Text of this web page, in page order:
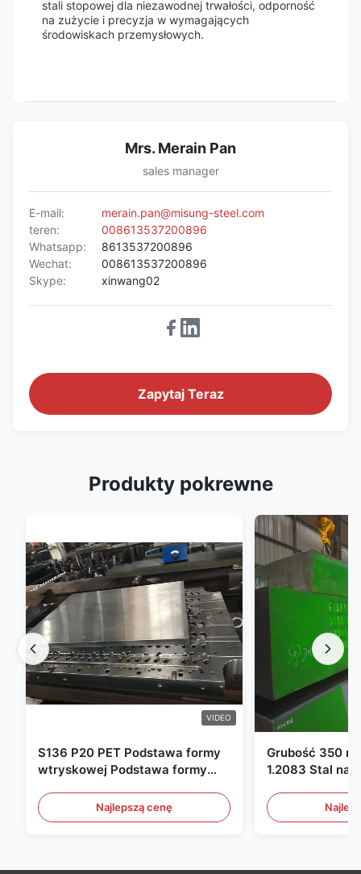
stali stopowej dla niezawodnej trwałości, odporność
na zużycie i precyzja w wymagających
środowiskach przemysłowych.
Mrs. Merain Pan
sales manager
E-mail:
merain.pan@misung-steel.com
teren:
008613537200896
Whatsapp:
8613537200896
Wechat:
008613537200896
Skype:
xinwang02
Zapytaj Teraz
Produkty pokrewne
VIDEO
S136 P20 PET Podstawa formy
wtryskowej Podstawa formy
Najlepszą cenę
Grubość 350
1.2083 Stal